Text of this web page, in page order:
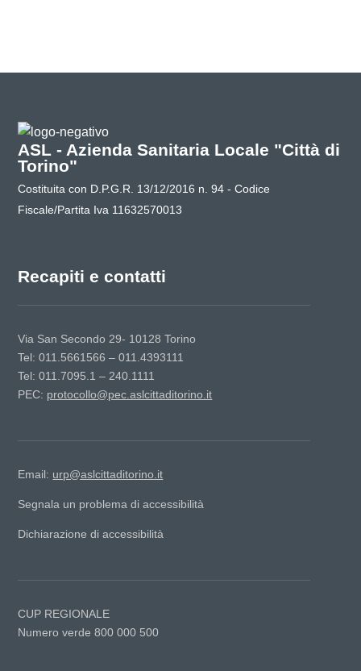
ASL - Azienda Sanitaria Locale "Città di
Torino"
Costituita con D.P.G.R. 13/12/2016 n. 94 - Codice
Fiscale/Partita Iva 11632570013
Recapiti e contatti
Via San Secondo 29- 10128 Torino
Tel: 011.5661566 – 011.4393111
Tel: 011.7095.1 – 240.1111
PEC: protocollo@pec.aslcittaditorino.it
Email: urp@aslcittaditorino.it
Segnala un problema di accessibilità
Dichiarazione di accessibilità
CUP REGIONALE
Numero verde 800 000 500